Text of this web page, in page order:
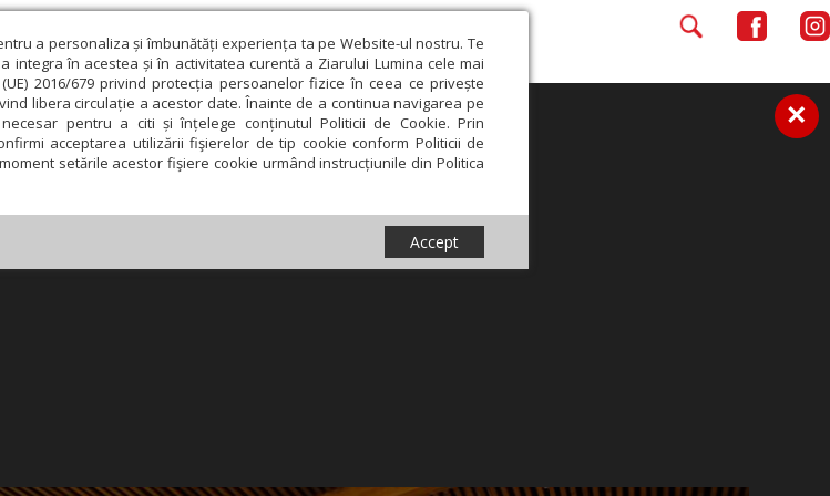
a personaliza și îmbunătăți experiența ta pe Website-ul nostru. Te
integra în acestea și în activitatea curentă a Ziarului Lumina cele mai
2016/679 privind protecția persoanelor fizice în ceea ce privește
libera circulație a acestor date. Înainte de a continua navigarea pe
pentru a citi și înțelege conținutul Politicii de Cookie. Prin
acceptarea utilizării fişierelor de tip cookie conform Politicii de
setările acestor fişiere cookie urmând instrucțiunile din Politica
Accept
×